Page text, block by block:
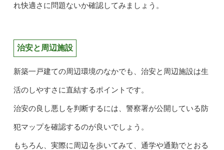
れ快適さに問題ないか確認してみましょう。
治安と周辺施設
新築一戸建ての周辺環境のなかでも、治安と周辺施設は生
活のしやすさに直結するポイントです。
治安の良し悪しを判断するには、警察署が公開している防
犯マップを確認するのが良いでしょう。
もちろん、実際に周辺を歩いてみて、通学や通勤でとおる